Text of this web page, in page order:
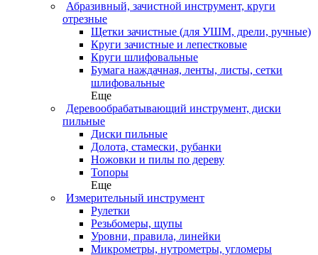
Абразивный, зачистной инструмент, круги
отрезные
Щетки зачистные (для УШМ, дрели, ручные)
Круги зачистные и лепестковые
Круги шлифовальные
Бумага наждачная, ленты, листы, сетки
шлифовальные
Еще
Деревообрабатывающий инструмент, диски
пильные
Диски пильные
Долота, стамески, рубанки
Ножовки и пилы по дереву
Топоры
Еще
Измерительный инструмент
Рулетки
Резьбомеры, щупы
Уровни, правила, линейки
Микрометры, нутрометры, угломеры